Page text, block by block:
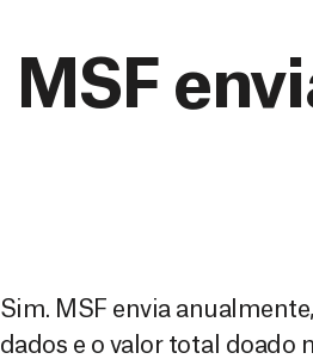
MSF
Sim. MSF envia
dados e o valor total doado